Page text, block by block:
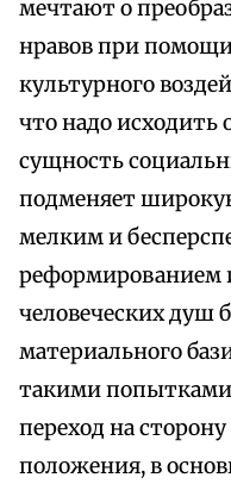
мечтают о
нравов при помощи
культурного
что надо исходить
сущность
подменяет
мелким и
реформированием
человеческих душ
материального
такими
переход на
положения, в